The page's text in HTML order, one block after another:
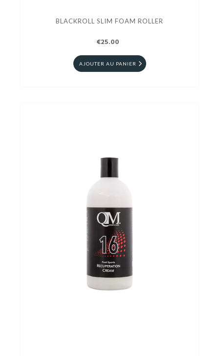
BLACKROLL SLIM FOAM ROLLER
€25.00
AJOUTER AU PANIER